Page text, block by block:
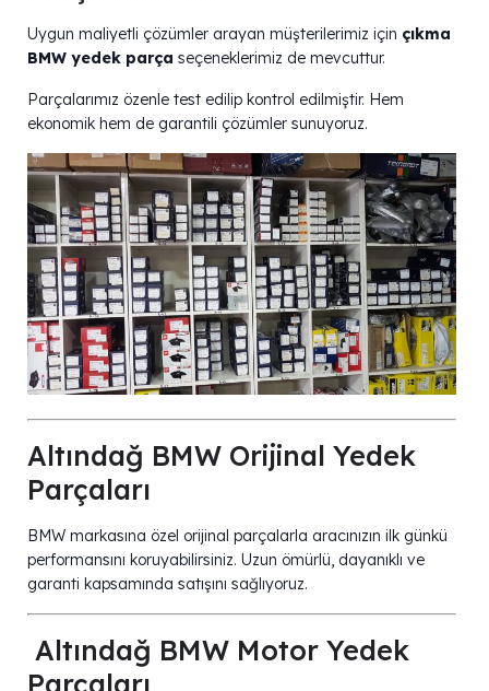
Uygun maliyetli çözümler arayan müşterilerimiz için çıkma
BMW yedek parça seçeneklerimiz de mevcuttur.
Parçalarımız özenle test edilip kontrol edilmiştir. Hem
ekonomik hem de garantili çözümler sunuyoruz.
Altındağ BMW Orijinal Yedek
Parçaları
BMW markasına özel orijinal parçalarla aracınızın ilk günkü
performansını koruyabilirsiniz. Uzun ömürlü, dayanıklı ve
garanti kapsamında satışını sağlıyoruz.
️ Altındağ BMW Motor Yedek